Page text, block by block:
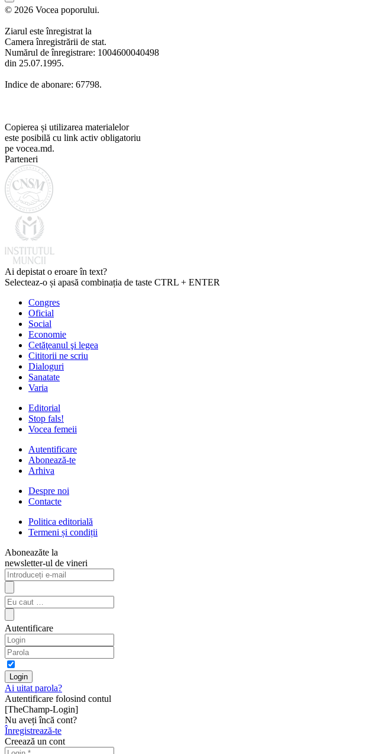
© 2026 Vocea poporului.
Ziarul este înregistrat la
Camera înregistrării de stat.
Numărul de înregistrare: 1004600040498
din 25.07.1995.
Indice de abonare: 67798.
Copierea și utilizarea materialelor
este posibilă cu link activ obligatoriu
pe vocea.md.
Parteneri
Ai depistat o eroare în text?
Selecteaz-o și apasă combinația de taste CTRL + ENTER
Congres
Oficial
Social
Economie
Cetăţeanul şi legea
Cititorii ne scriu
Dialoguri
Sanatate
Varia
Editorial
Stop fals!
Vocea femeii
Autentificare
Abonează-te
Arhiva
Despre noi
Contacte
Politica editorială
Termeni și condiții
Aboneazăte la
newsletter-ul de vineri
Autentificare
Ai uitat parola?
Autentificare folosind contul
[TheChamp-Login]
Nu aveți încă cont?
Înregistrează-te
Creează un cont